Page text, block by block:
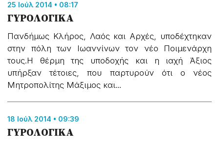
25 Ιούλ 2014 • 08:17
ΓΥΡΟΛΟΓΙΚΑ
Πανδήμως Κλήρος, Λαός και Αρχές, υποδέχτηκαν
στην πόλη των Ιωαννίνων τον νέο Ποιμενάρχη
τους.Η θέρμη της υποδοχής και η ιαχή Άξιος
υπήρξαν τέτοιες, που παρτυρούν ότι ο νέος
Μητροπολίτης Μάξιμος και...
18 Ιούλ 2014 • 09:39
ΓΥΡΟΛΟΓΙΚΑ